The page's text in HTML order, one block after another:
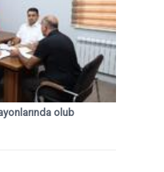
olub